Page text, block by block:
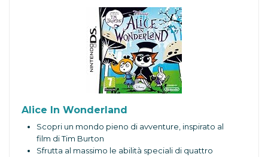
Alice In Wonderland
Scopri un mondo pieno di avventure, inspirato al
film di Tim Burton
Sfrutta al massimo le abilità speciali di quattro